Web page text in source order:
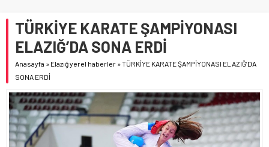
TÜRKİYE KARATE ŞAMPİYONASI
ELAZIĞ’DA SONA ERDİ
Anasayfa » Elazığ yerel haberler »TÜRKİYE KARATE ŞAMPİYONASI ELAZIĞ’DA
SONA ERDİ